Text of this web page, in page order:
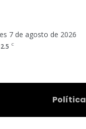
7 de agosto de 2026
C
Política